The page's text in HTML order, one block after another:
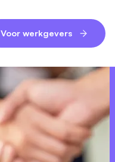
Voor werkgevers